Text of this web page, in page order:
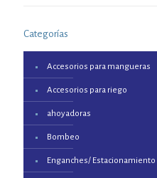
Categorías
Accesorios para mangueras
Accesorios para riego
ahoyadoras
Bombeo
Enganches/ Estacionamiento